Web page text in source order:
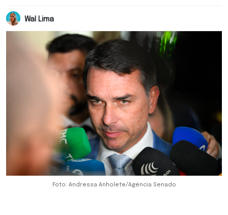
Wal Lima
Foto: Andressa Anholete/Agência Senado